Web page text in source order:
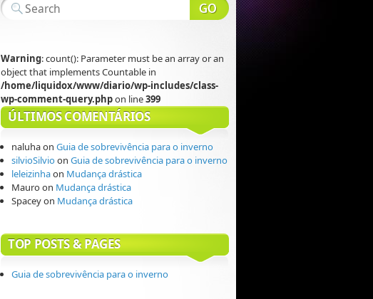
Warning: count(): Parameter must be an array or an
object that implements Countable in
/home/liquidox/www/diario/wp-includes/class-
wp-comment-query.phpon line399
ÚLTIMOS COMENTÁRIOS
naluhaon Guia de sobrevivência para o inverno
silvioSilvioon Guia de sobrevivência para o inverno
leleizinhaon Mudança drástica
Mauroon Mudança drástica
Spaceyon Mudança drástica
TOP POSTS & PAGES
Guia de sobrevivência para o inverno